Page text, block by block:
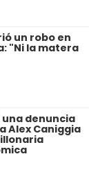
un robo en
"Ni la matera
denuncia
Alex Caniggia